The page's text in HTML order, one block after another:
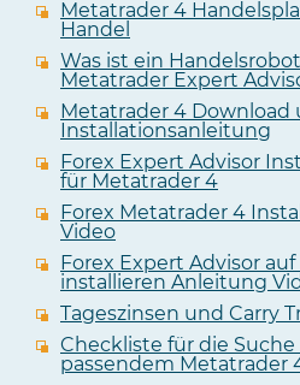
Metatrader 4
Handel
Was ist ein
Metatrader Expert
Metatrader 4 Download
Installationsanleitung
Forex Expert Advisor
für Metatrader 4
Forex Metatrader 4
Video
Forex Expert Advisor
installieren Anleitung
Tageszinsen und Carry
Checkliste für die
passendem Metatrader